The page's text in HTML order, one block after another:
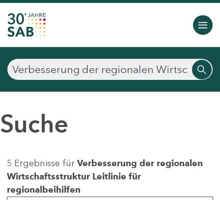
Suche
5 Ergebnisse für Verbesserung der regionalen
Wirtschaftsstruktur Leitlinie für
regionalbeihilfen